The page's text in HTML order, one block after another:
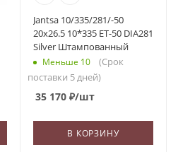
Jantsa 10/335/281/-50
20x26.5 10*335 ET-50 DIA281
Silver Штампованный
Меньше 10
(Срок
поставки 5 дней)
35 170₽/шт
В КОРЗИНУ